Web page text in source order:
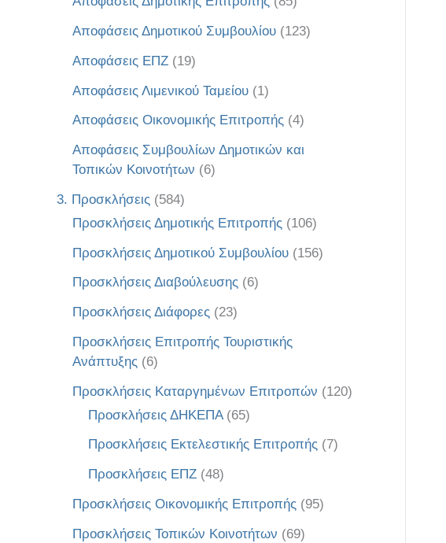
Αποφάσεις Δημοτικού Συμβουλίου (123)
Αποφάσεις ΕΠΖ (19)
Αποφάσεις Λιμενικού Ταμείου (1)
Αποφάσεις Οικονομικής Επιτροπής (4)
Αποφάσεις Συμβουλίων Δημοτικών και
Τοπικών Κοινοτήτων (6)
3. Προσκλήσεις (584)
Προσκλήσεις Δημοτικής Επιτροπής (106)
Προσκλήσεις Δημοτικού Συμβουλίου (156)
Προσκλήσεις Διαβούλευσης (6)
Προσκλήσεις Διάφορες (23)
Προσκλήσεις Επιτροπής Τουριστικής
Ανάπτυξης (6)
Προσκλήσεις Καταργημένων Επιτροπών (120)
Προσκλήσεις ΔΗΚΕΠΑ(65)
Προσκλήσεις Εκτελεστικής Επιτροπής (7)
Προσκλήσεις ΕΠΖ (48)
Προσκλήσεις Οικονομικής Επιτροπής (95)
Προσκλήσεις Τοπικών Κοινοτήτων (69)